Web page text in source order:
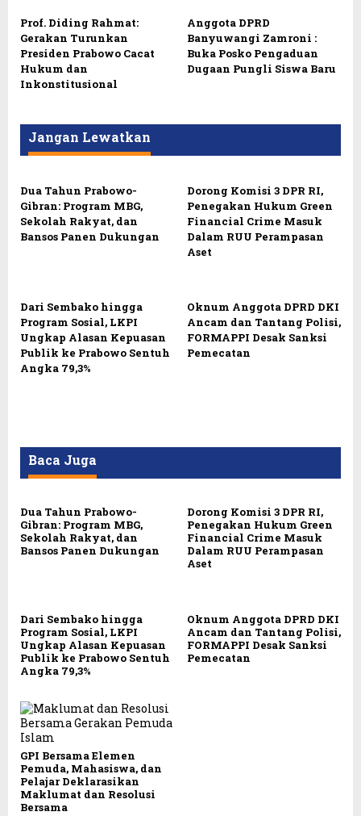
Prof. Diding Rahmat:
Gerakan Turunkan
Presiden Prabowo Cacat
Hukum dan
Inkonstitusional
Anggota DPRD
Banyuwangi Zamroni :
Buka Posko Pengaduan
Dugaan Pungli Siswa Baru
Jangan Lewatkan
Dua Tahun Prabowo-
Gibran: Program MBG,
Sekolah Rakyat, dan
Bansos Panen Dukungan
Dorong Komisi 3 DPR RI,
Penegakan Hukum Green
Financial Crime Masuk
Dalam RUU Perampasan
Aset
Dari Sembako hingga
Program Sosial, LKPI
Ungkap Alasan Kepuasan
Publik ke Prabowo Sentuh
Angka 79,3%
Oknum Anggota DPRD DKI
Ancam dan Tantang Polisi,
FORMAPPI Desak Sanksi
Pemecatan
Baca Juga
Dua Tahun Prabowo-
Gibran: Program MBG,
Sekolah Rakyat, dan
Bansos Panen Dukungan
Dorong Komisi 3 DPR RI,
Penegakan Hukum Green
Financial Crime Masuk
Dalam RUU Perampasan
Aset
Dari Sembako hingga
Program Sosial, LKPI
Ungkap Alasan Kepuasan
Publik ke Prabowo Sentuh
Angka 79,3%
Oknum Anggota DPRD DKI
Ancam dan Tantang Polisi,
FORMAPPI Desak Sanksi
Pemecatan
GPI Bersama Elemen
Pemuda, Mahasiswa, dan
Pelajar Deklarasikan
Maklumat dan Resolusi
Bersama